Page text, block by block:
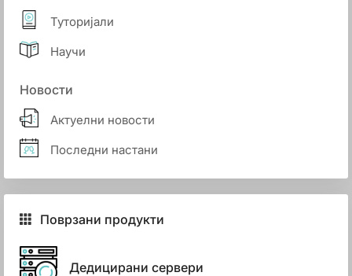
Туторијали
Научи
Новости
Актуелни новости
Последни настани
Поврзани продукти
Дедицирани сервери